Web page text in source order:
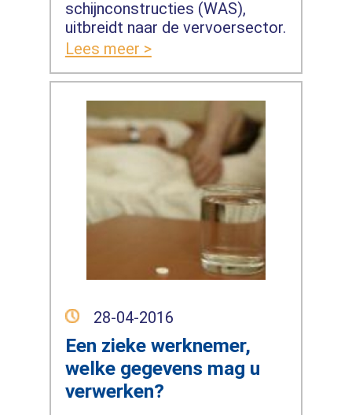
schijnconstructies (WAS),
uitbreidt naar de vervoersector.
Lees meer >
28-04-2016
Een zieke werknemer,
welke gegevens mag u
verwerken?